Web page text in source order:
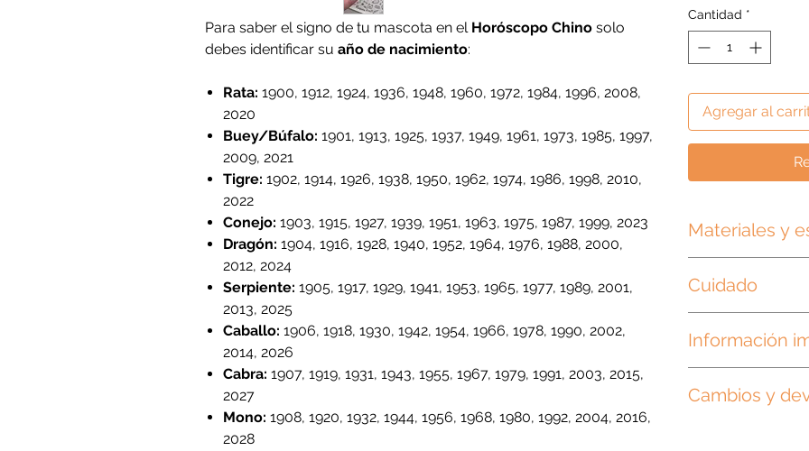
Para saber el signo de tu mascota en el Horóscopo Chino solo
debes identificar su año de nacimiento:
Rata: 1900, 1912, 1924, 1936, 1948, 1960, 1972, 1984, 1996, 2008,
2020
Buey/Búfalo: 1901, 1913, 1925, 1937, 1949, 1961, 1973, 1985, 1997,
2009, 2021
Tigre: 1902, 1914, 1926, 1938, 1950, 1962, 1974, 1986, 1998, 2010,
2022
Conejo: 1903, 1915, 1927, 1939, 1951, 1963, 1975, 1987, 1999, 2023
Dragón: 1904, 1916, 1928, 1940, 1952, 1964, 1976, 1988, 2000,
2012, 2024
Serpiente: 1905, 1917, 1929, 1941, 1953, 1965, 1977, 1989, 2001,
2013, 2025
Caballo: 1906, 1918, 1930, 1942, 1954, 1966, 1978, 1990, 2002,
2014, 2026
Cabra: 1907, 1919, 1931, 1943, 1955, 1967, 1979, 1991, 2003, 2015,
2027
Mono: 1908, 1920, 1932, 1944, 1956, 1968, 1980, 1992, 2004, 2016,
2028
Cantidad *
Agregar al
Materiales y
argollas metálicas.
Estándar: Placa
diámetro aprox.
Cuidado
diseñadas para
escobillas,
Información
personalizadas para
Cambios y